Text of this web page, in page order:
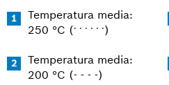
Temperatura media:
250 °C (. . . . . .)
Temperatura media:
200 °C (- - - -)